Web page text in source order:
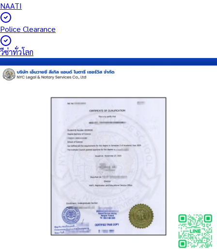
NAATI
Police Clearance
วีซ่าทั่วโลก